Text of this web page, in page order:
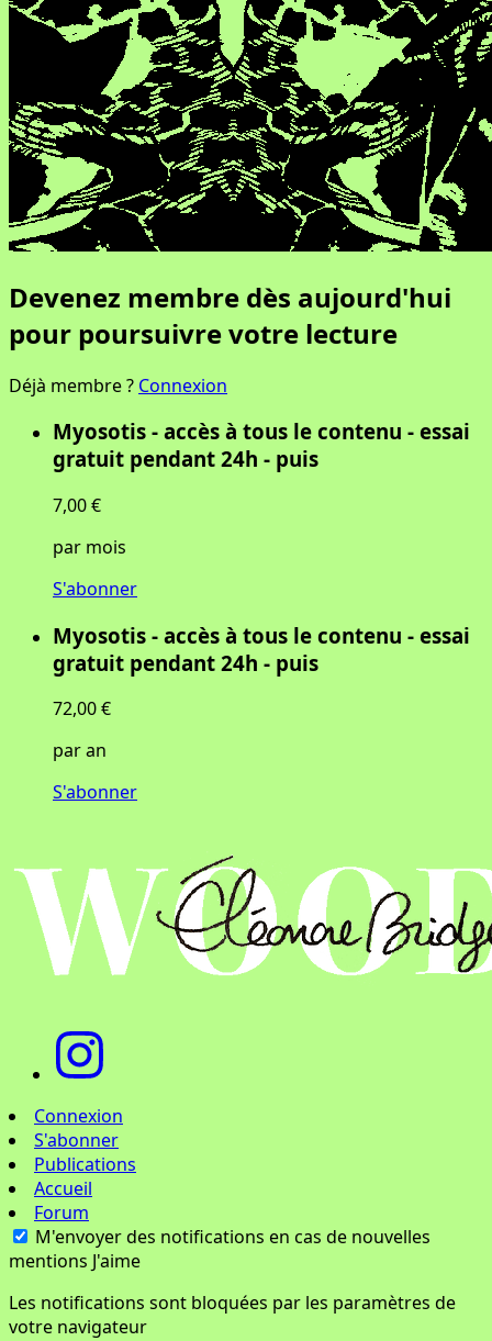
Devenez membre dès aujourd'hui
pour poursuivre votre lecture
Déjà membre ? Connexion
Myosotis - accès à tous le contenu - essai
gratuit pendant 24h - puis
7,00 €
par mois
S'abonner
Myosotis - accès à tous le contenu - essai
gratuit pendant 24h - puis
72,00 €
par an
S'abonner
Connexion
S'abonner
Publications
Accueil
Forum
M'envoyer des notifications en cas de nouvelles
mentions J'aime
Les notifications sont bloquées par les paramètres de
votre navigateur